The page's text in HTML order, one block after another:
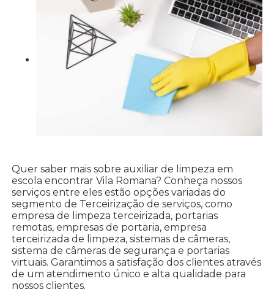
Quer saber mais sobre auxiliar de limpeza em
escola encontrar Vila Romana? Conheça nossos
serviços entre eles estão opções variadas do
segmento de Terceirização de serviços, como
empresa de limpeza terceirizada, portarias
remotas, empresas de portaria, empresa
terceirizada de limpeza, sistemas de câmeras,
sistema de câmeras de segurança e portarias
virtuais. Garantimos a satisfação dos clientes através
de um atendimento único e alta qualidade para
nossos clientes.